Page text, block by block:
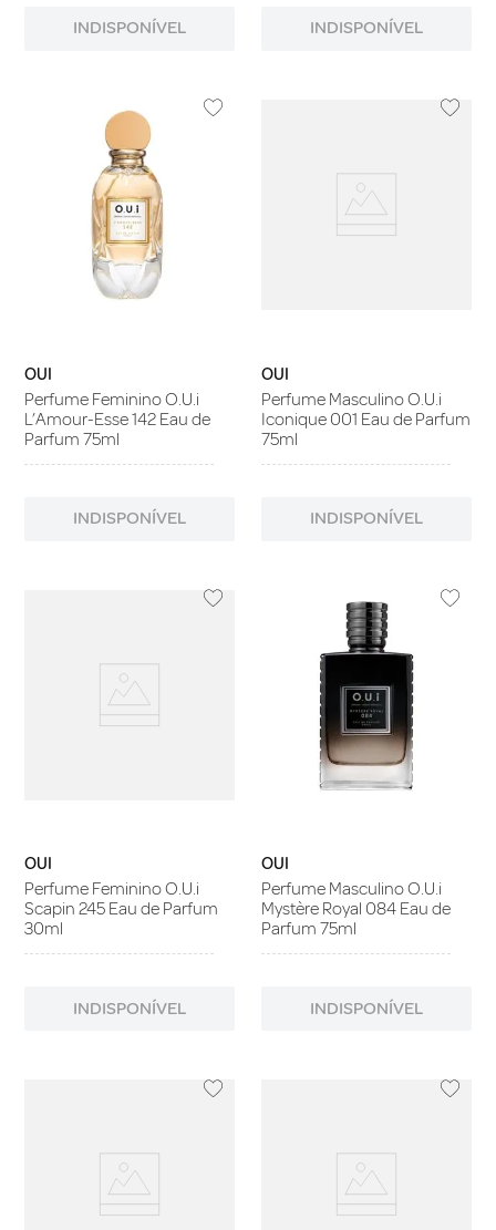
INDISPONÍVEL INDISPONÍVEL
OUI
Perfume Feminino O.U.i
L’Amour-Esse 142 Eau de
Parfum 75ml
INDISPONÍVEL
OUI
Perfume Masculino O.U.i
Iconique 001 Eau de Parfum
75ml
INDISPONÍVEL
OUI
Perfume Feminino O.U.i
Scapin 245 Eau de Parfum
30ml
INDISPONÍVEL
OUI
Perfume Masculino O.U.i
Mystère Royal 084 Eau de
Parfum 75ml
INDISPONÍVEL